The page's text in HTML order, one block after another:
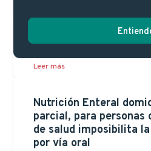
Mucopolisacaridos is
Leer más
Nutrición Enteral
parcial, para personas
de salud imposibilita
por vía oral